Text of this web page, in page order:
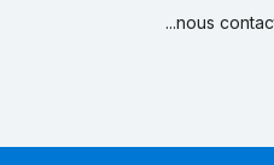
...nous